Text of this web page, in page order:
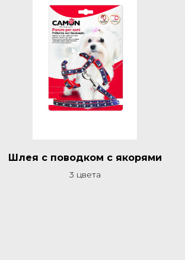
Шлея с поводком с якорями
3 цвета